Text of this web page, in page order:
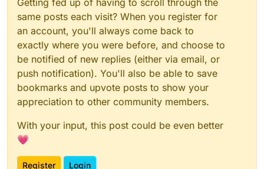
same posts each visit? When you register for
an account, you'll always come back to
exactly where you were before, and choose to
be notified of new replies (either via email, or
push notification). You'll also be able to save
bookmarks and upvote posts to show your
appreciation to other community members.
With your input, this post could be even better
💗
Register Login